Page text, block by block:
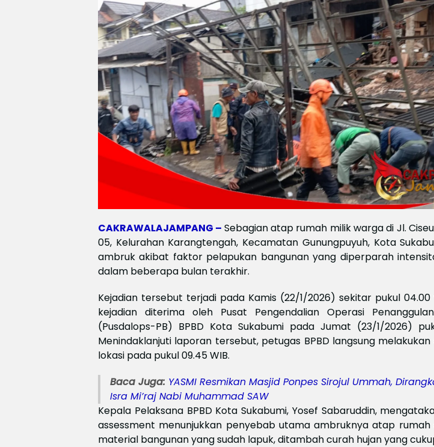
CAKRAWALAJAMPANG – Sebagian atap rumah milik warga di Jl.
05, Kelurahan Karangtengah, Kecamatan Gunungpuyuh, Kota
ambruk akibat faktor pelapukan bangunan yang diperparah
dalam beberapa bulan terakhir.
Kejadian tersebut terjadi pada Kamis (22/1/2026) sekitar pukul 04.00
kejadian diterima oleh Pusat Pengendalian Operasi
(Pusdalops-PB) BPBD Kota Sukabumi pada Jumat (23/1/2026)
Menindaklanjuti laporan tersebut, petugas BPBD langsung
lokasi pada pukul 09.45 WIB.
Baca Juga: YASMI Resmikan Masjid Ponpes Sirojul Ummah,
Isra Mi’raj Nabi Muhammad SAW
Kepala Pelaksana BPBD Kota Sukabumi, Yosef Sabaruddin,
assessment menunjukkan penyebab utama ambruknya atap rumah
material bangunan yang sudah lapuk, ditambah curah hujan yang